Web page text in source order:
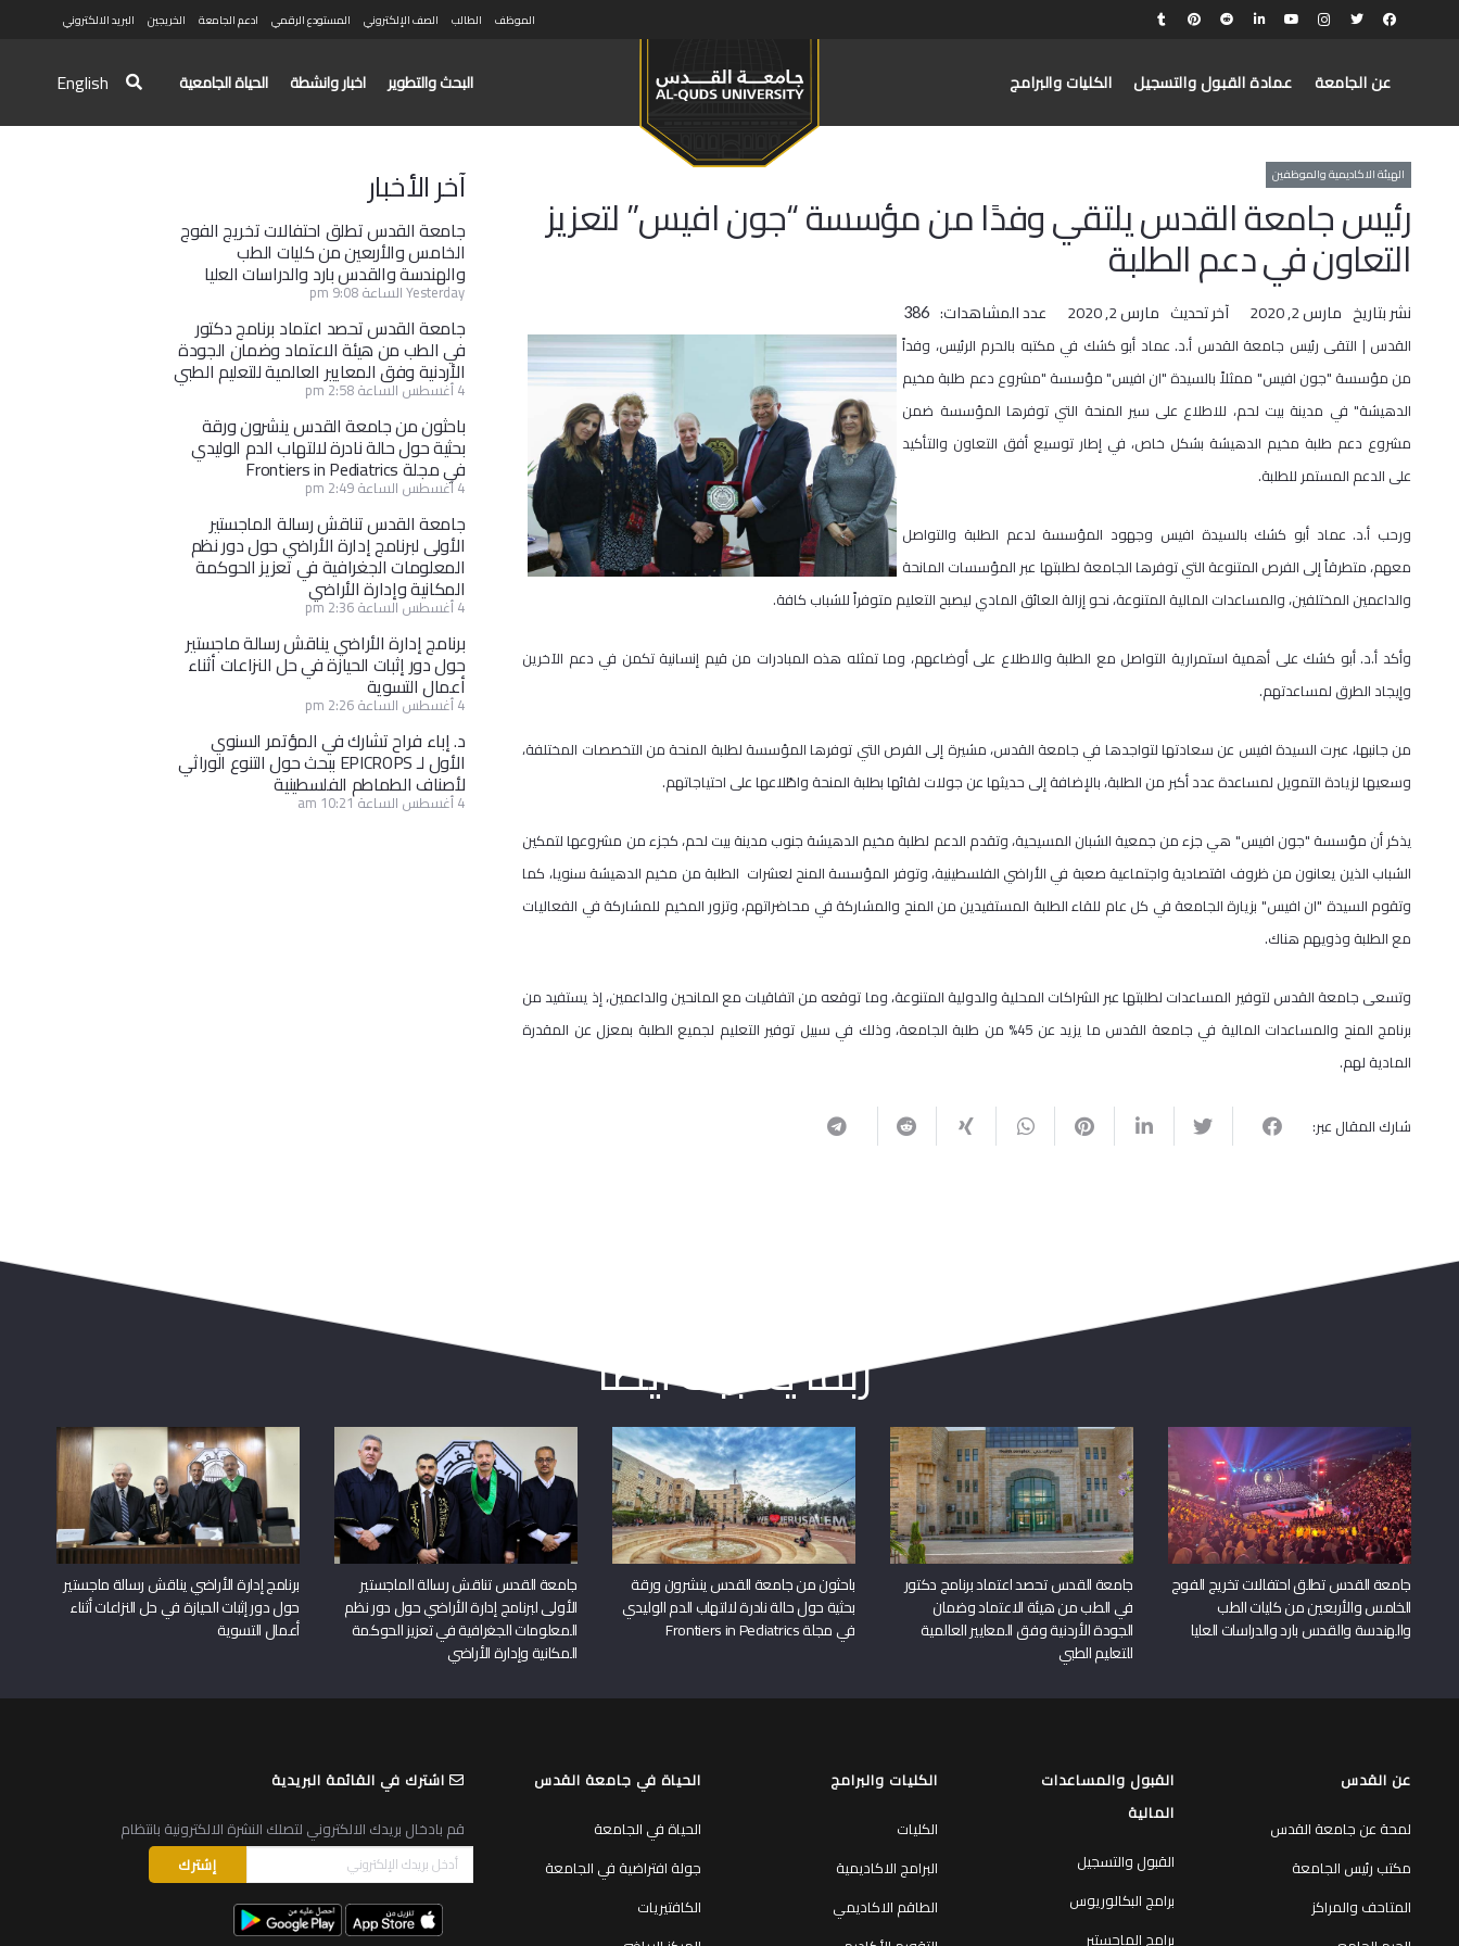
الموظف الطالب الصف الإلكتروني المستودع الرقمي ادعم الجامعة الخريجين البريد الالكتروني
عن الجامعة عمادة القبول والتسجيل الكليات والبرامج البحث والتطوير اخبار وانشطة الحياة الجامعية English
الهيئة الاكاديمية والموظفين
رئيس جامعة القدس يلتقي وفدًا من مؤسسة “جون افيس” لتعزيز
التعاون في دعم الطلبة
نشر بتاريخ مارس 2, 2020 آخر تحديث مارس 2, 2020 عدد المشاهدات: 386
القدس | التقى رئيس جامعة القدس أ.د. عماد أبو كشك في مكتبه بالحرم الرئيس، وفداً
من مؤسسة "جون افيس" ممثلاً بالسيدة "ان افيس" مؤسسة "مشروع دعم طلبة مخيم
الدهيشة" في مدينة بيت لحم، للاطلاع على سير المنحة التي توفرها المؤسسة ضمن
مشروع دعم طلبة مخيم الدهيشة بشكل خاص، في إطار توسيع أفق التعاون والتأكيد
على الدعم المستمر للطلبة.
ورحب أ.د. عماد أبو كشك بالسيدة افيس وجهود المؤسسة لدعم الطلبة والتواصل
معهم، متطرقاً إلى الفرص المتنوعة التي توفرها الجامعة لطلبتها عبر المؤسسات المانحة
والداعمين المختلفين، والمساعدات المالية المتنوعة، نحو إزالة العائق المادي ليصبح التعليم متوفراً للشباب كافة.
وأكد أ.د. أبو كشك على أهمية استمرارية التواصل مع الطلبة والاطلاع على أوضاعهم، وما تمثله هذه المبادرات من قيم إنسانية تكمن في دعم الآخرين
وإيجاد الطرق لمساعدتهم.
من جانبها، عبرت السيدة افيس عن سعادتها لتواجدها في جامعة القدس، مشيرة إلى الفرص التي توفرها المؤسسة لطلبة المنحة من التخصصات المختلفة،
وسعيها لزيادة التمويل لمساعدة عدد أكبر من الطلبة، بالإضافة إلى حديثها عن جولات لقائها بطلبة المنحة واطّلاعها على احتياجاتهم.
يذكر أن مؤسسة "جون افيس" هي جزء من جمعية الشبان المسيحية، وتقدم الدعم لطلبة مخيم الدهيشة جنوب مدينة بيت لحم، كجزء من مشروعها لتمكين
الشباب الذين يعانون من ظروف اقتصادية واجتماعية صعبة في الأراضي الفلسطينية، وتوفر المؤسسة المنح لعشرات الطلبة من مخيم الدهيشة سنويا، كما
وتقوم السيدة "ان افيس" بزيارة الجامعة في كل عام للقاء الطلبة المستفيدين من المنح والمشاركة في محاضراتهم، وتزور المخيم للمشاركة في الفعاليات
مع الطلبة وذويهم هناك.
وتسعى جامعة القدس لتوفير المساعدات لطلبتها عبر الشراكات المحلية والدولية المتنوعة، وما توقعه من اتفاقيات مع المانحين والداعمين، إذ يستفيد من
برنامج المنح والمساعدات المالية في جامعة القدس ما يزيد عن 45% من طلبة الجامعة، وذلك في سبيل توفير التعليم لجميع الطلبة بمعزل عن المقدرة
المادية لهم.
شارك المقال عبر:
آخر الأخبار
جامعة القدس تطلق احتفالات تخريج الفوج
الخامس والأربعين من كليات الطب
والهندسة والقدس بارد والدراسات العليا
Yesterday الساعة 9:08 pm
جامعة القدس تحصد اعتماد برنامج دكتور
في الطب من هيئة الاعتماد وضمان الجودة
الأردنية وفق المعايير العالمية للتعليم الطبي
4 أغسطس الساعة 2:58 pm
باحثون من جامعة القدس ينشرون ورقة
بحثية حول حالة نادرة لالتهاب الدم الوليدي
في مجلة Frontiers in Pediatrics
4 أغسطس الساعة 2:49 pm
جامعة القدس تناقش رسالة الماجستير
الأولى لبرنامج إدارة الأراضي حول دور نظم
المعلومات الجغرافية في تعزيز الحوكمة
المكانية وإدارة الأراضي
4 أغسطس الساعة 2:36 pm
برنامج إدارة الأراضي يناقش رسالة ماجستير
حول دور إثبات الحيازة في حل النزاعات أثناء
أعمال التسوية
4 أغسطس الساعة 2:26 pm
د. إباء فراح تشارك في المؤتمر السنوي
الأول لـ EPICROPS ببحث حول التنوع الوراثي
لأصناف الطماطم الفلسطينية
4 أغسطس الساعة 10:21 am
ربما يعجبك أيضا
جامعة القدس تطلق احتفالات تخريج الفوج
الخامس والأربعين من كليات الطب
والهندسة والقدس بارد والدراسات العليا
جامعة القدس تحصد اعتماد برنامج دكتور
في الطب من هيئة الاعتماد وضمان
الجودة الأردنية وفق المعايير العالمية
للتعليم الطبي
باحثون من جامعة القدس ينشرون ورقة
بحثية حول حالة نادرة لالتهاب الدم الوليدي
في مجلة Frontiers in Pediatrics
جامعة القدس تناقش رسالة الماجستير
الأولى لبرنامج إدارة الأراضي حول دور نظم
المعلومات الجغرافية في تعزيز الحوكمة
المكانية وإدارة الأراضي
برنامج إدارة الأراضي يناقش رسالة ماجستير
حول دور إثبات الحيازة في حل النزاعات أثناء
أعمال التسوية
عن القدس
لمحة عن جامعة القدس
مكتب رئيس الجامعة
المتاحف والمراكز
القبول والمساعدات
المالية
القبول والتسجيل
برامج البكالوريوس
برامج الماجستير
الكليات والبرامج
الكليات
البرامج الاكاديمية
الطاقم الاكاديمي
الحياة في جامعة القدس
الحياة في الجامعة
جولة افتراضية في الجامعة
الكافتيريات
اشترك في القائمة البريدية
قم بادخال بريدك الالكتروني لتصلك النشرة الالكترونية بانتظام